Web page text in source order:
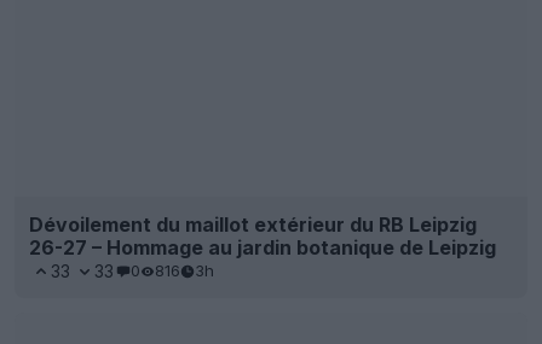
Dévoilement du maillot extérieur du RB Leipzig
26-27 – Hommage au jardin botanique de Leipzig
33 33 0 816 3h